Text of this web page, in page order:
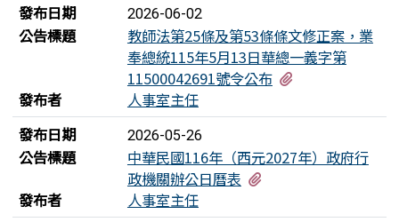
發布日期
2026-06-02
公告標題
教師法第25條及第53條條文修正案，業
奉總統115年5月13日華總一義字第
11500042691號令公布
發布者
人事室主任
發布日期
2026-05-26
公告標題
中華民國116年（西元2027年）政府行
政機關辦公日曆表
發布者
人事室主任